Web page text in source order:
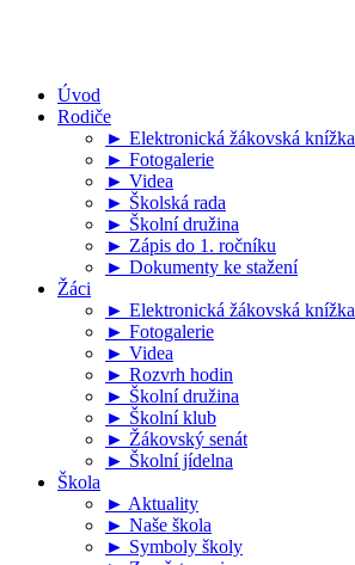
Úvod
Rodiče
► Elektronická žákovská knížka
► Fotogalerie
► Videa
► Školská rada
► Školní družina
► Zápis do 1. ročníku
► Dokumenty ke stažení
Žáci
► Elektronická žákovská knížka
► Fotogalerie
► Videa
► Rozvrh hodin
► Školní družina
► Školní klub
► Žákovský senát
► Školní jídelna
Škola
► Aktuality
► Naše škola
► Symboly školy